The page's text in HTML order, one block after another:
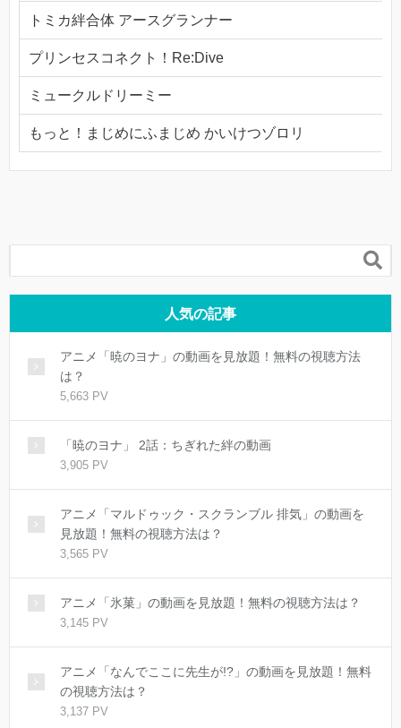
トミカ絆合体 アースグランナー
プリンセスコネクト！Re:Dive
ミュークルドリーミー
もっと！まじめにふまじめ かいけつゾロリ

人気の記事
アニメ「暁のヨナ」の動画を見放題！無料の視聴方法
は？
5,663 PV
「暁のヨナ」 2話：ちぎれた絆の動画
3,905 PV
アニメ「マルドゥック・スクランブル 排気」の動画を
見放題！無料の視聴方法は？
3,565 PV
アニメ「氷菓」の動画を見放題！無料の視聴方法は？
3,145 PV
アニメ「なんでここに先生が!?」の動画を見放題！無料
の視聴方法は？
3,137 PV